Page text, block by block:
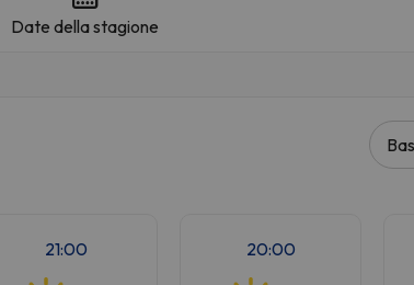
Date della stagione
21:00 20:00